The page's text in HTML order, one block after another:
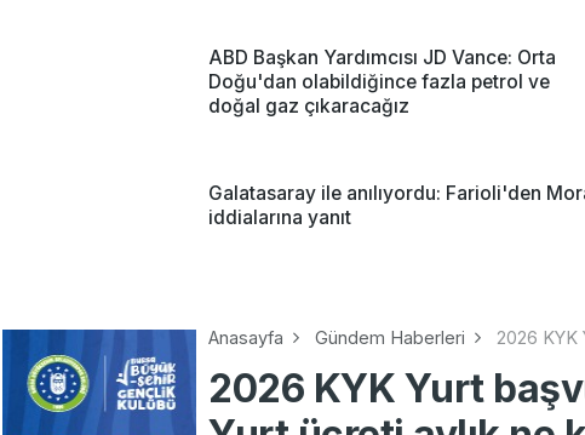
ABD Başkan Yardımcısı JD Vance: Orta
Doğu'dan olabildiğince fazla petrol ve
doğal gaz çıkaracağız
Galatasaray ile anılıyordu: Farioli'den
iddialarına yanıt
Anasayfa Gündem Haberleri 2026 KYK
2026 KYK Yurt